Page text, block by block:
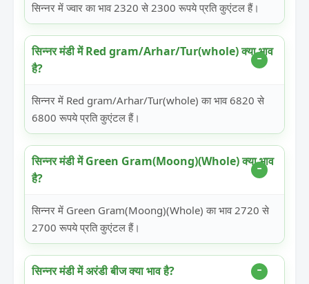
सिन्नर में ज्वार का भाव 2320 से 2300 रूपये प्रति कुएंटल हैं।
सिन्नर मंडी में Red gram/Arhar/Tur(whole) क्या भाव
है?
सिन्नर में Red gram/Arhar/Tur(whole) का भाव 6820 से
6800 रूपये प्रति कुएंटल हैं।
सिन्नर मंडी में Green Gram(Moong)(Whole) क्या भाव
है?
सिन्नर में Green Gram(Moong)(Whole) का भाव 2720 से
2700 रूपये प्रति कुएंटल हैं।
सिन्नर मंडी में अरंडी बीज क्या भाव है?